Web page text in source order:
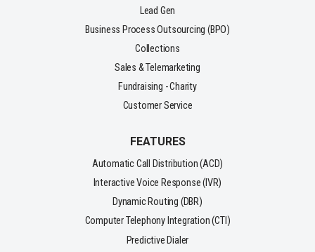
Lead Gen
Business Process Outsourcing (BPO)
Collections
Sales & Telemarketing
Fundraising - Charity
Customer Service
FEATURES
Automatic Call Distribution (ACD)
Interactive Voice Response (IVR)
Dynamic Routing (DBR)
Computer Telephony Integration (CTI)
Predictive Dialer